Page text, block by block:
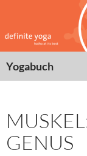
springen
Yogabuch
GENUS